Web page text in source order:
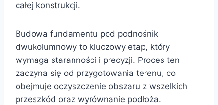
całej konstrukcji.
Budowa fundamentu pod podnośnik
dwukolumnowy to kluczowy etap, który
wymaga staranności i precyzji. Proces ten
zaczyna się od przygotowania terenu, co
obejmuje oczyszczenie obszaru z wszelkich
przeszkód oraz wyrównanie podłoża.